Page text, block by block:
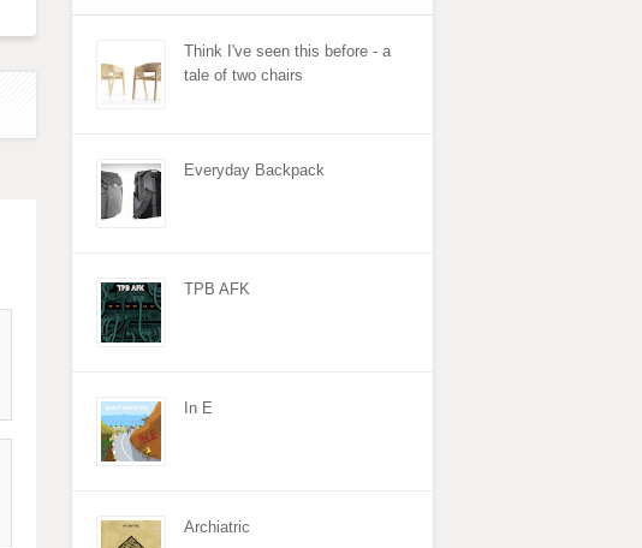
Think I've seen this before - a
tale of two chairs
Everyday Backpack
TPB AFK
In E
Archiatric